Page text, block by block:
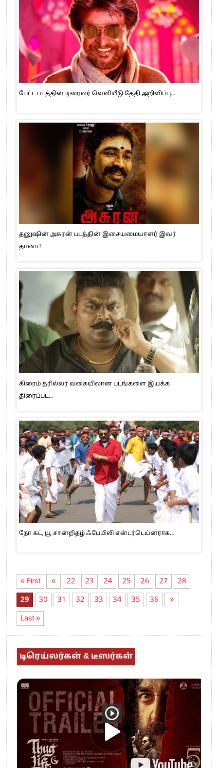
பேட்ட படத்தின் டிரைலர் வெளியீடு தேதி அறிவிப்பு…
தனுஷின் அசுரன் படத்தின் இசையமையாளர் இவர்
தானா?
கிரைம் த்ரில்லர் வகையிலான படங்களை இயக்க
திரைப்பட…
நோ கட், யூ சான்றிதழ் ஃபேமிலி என்டர்டெய்னராக…
« First « 22 23 24 25 26 27
28
29
30 31 32 33 34 35 36
»
Last »
டிரெய்லர்கள் & டீஸர்கள்